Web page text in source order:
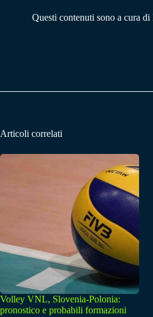
Questi contenuti sono a cura
Articoli correlati
Volley VNL, Slovenia-Polonia:
pronostico e probabili formazioni